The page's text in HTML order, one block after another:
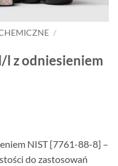
/
l z odniesieniem
NIST [7761-88-8] –
do zastosowań